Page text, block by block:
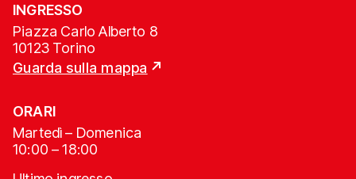
INGRESSO
Piazza Carlo Alberto 8
10123 Torino
Guarda sulla mappa
ORARI
Martedì – Domenica
10:00 – 18:00